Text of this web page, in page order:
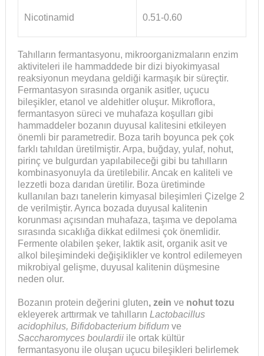
Nicotinamid 0.51-0.60
Tahılların fermantasyonu, mikroorganizmaların enzim
aktiviteleri ile hammaddede bir dizi biyokimyasal
reaksiyonun meydana geldiği karmaşık bir süreçtir.
Fermantasyon sırasında organik asitler, uçucu
bileşikler, etanol ve aldehitler oluşur. Mikroflora,
fermantasyon süreci ve muhafaza koşulları gibi
hammaddeler bozanın duyusal kalitesini etkileyen
önemli bir parametredir. Boza tarih boyunca pek çok
farklı tahıldan üretilmiştir. Arpa, buğday, yulaf, nohut,
pirinç ve bulgurdan yapılabileceği gibi bu tahılların
kombinasyonuyla da üretilebilir. Ancak en kaliteli ve
lezzetli boza darıdan üretilir. Boza üretiminde
kullanılan bazı tanelerin kimyasal bileşimleri Çizelge 2
de verilmiştir. Ayrıca bozada duyusal kalitenin
korunması açısından muhafaza, taşıma ve depolama
sırasında sıcaklığa dikkat edilmesi çok önemlidir.
Fermente olabilen şeker, laktik asit, organik asit ve
alkol bileşimindeki değişiklikler ve kontrol edilemeyen
mikrobiyal gelişme, duyusal kalitenin düşmesine
neden olur.
Bozanın protein değerini gluten, zein ve nohut tozu
ekleyerek arttırmak ve tahılların Lactobacillus
acidophilus, Bifidobacterium bifidumve
Saccharomyces boulardiiile ortak kültür
fermantasyonu ile oluşan uçucu bileşikleri belirlemek